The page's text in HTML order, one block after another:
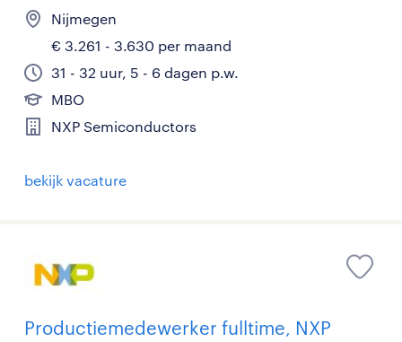
Nijmegen
€ 3.261 - 3.630 per maand
31 - 32 uur, 5 - 6 dagen p.w.
MBO
NXP Semiconductors
bekijk vacature
Productiemedewerker fulltime, NXP